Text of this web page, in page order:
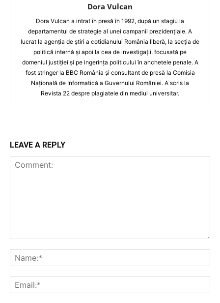
Dora Vulcan
Dora Vulcan a intrat în presă în 1992, după un stagiu la
departamentul de strategie al unei campanii prezidențiale. A
lucrat la agenția de știri a cotidianului România liberă, la secția de
politică internă și apoi la cea de investigații, focusată pe
domeniul justiției și pe ingerința politicului în anchetele penale. A
fost stringer la BBC România și consultant de presă la Comisia
Națională de Informatică a Guvernului României. A scris la
Revista 22 despre plagiatele din mediul universitar.
LEAVE A REPLY